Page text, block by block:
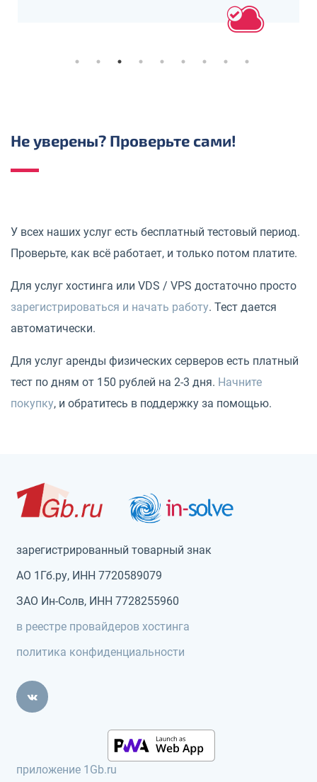
Не уверены? Проверьте сами!
У всех наших услуг есть бесплатный тестовый период.
Проверьте, как всё работает, и только потом платите.
Для услуг хостинга или VDS / VPS достаточно просто
зарегистрироваться и начать работу. Тест дается
автоматически.
Для услуг аренды физических серверов есть платный
тест по дням от 150 рублей на 2-3 дня. Начните
покупку, и обратитесь в поддержку за помощью.
зарегистрированный товарный знак
АО 1Гб.ру, ИНН 7720589079
ЗАО Ин-Солв, ИНН 7728255960
в реестре провайдеров хостинга
политика конфиденциальности
приложение 1Gb.ru